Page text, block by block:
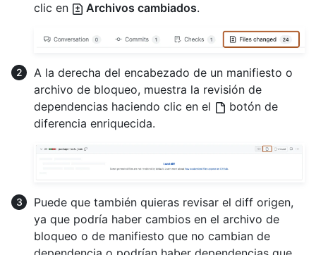
clic en
Archivos cambiados.
A la derecha del encabezado de un manifiesto o
archivo de bloqueo, muestra la revisión de
dependencias haciendo clic en el
botón de
diferencia enriquecida.
Puede que también quieras revisar el diff origen,
ya que podría haber cambios en el archivo de
bloqueo o de manifiesto que no cambian de